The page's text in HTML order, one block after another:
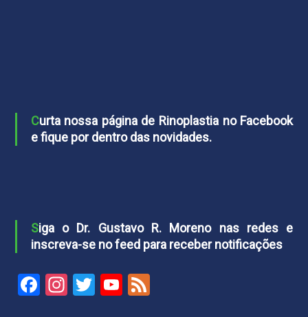
Curta nossa página de Rinoplastia no Facebook
e fique por dentro das novidades.
Siga o Dr. Gustavo R. Moreno nas redes e
inscreva-se no feed para receber notificações
Facebook
Instagram
TwitterYouTube
Feed